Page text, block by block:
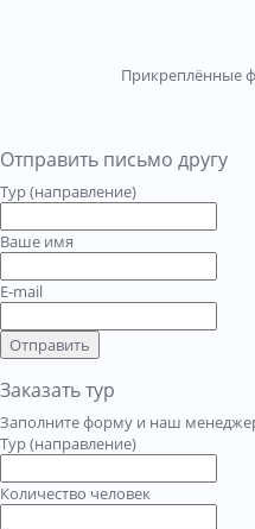
Прикреплённые
Отправить письмо другу
Тур (направление)
Ваше имя
E-mail
Отправить
Заказать тур
Заполните форму и наш
Тур (направление)
Количество человек